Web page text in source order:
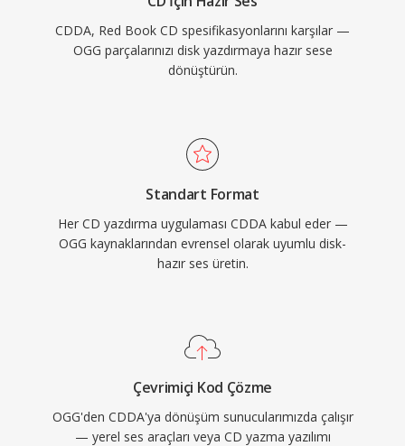
CDDA, Red Book CD spesifikasyonlarını karşılar —
OGG parçalarınızı disk yazdırmaya hazır sese
dönüştürün.
Standart Format
Her CD yazdırma uygulaması CDDA kabul eder —
OGG kaynaklarından evrensel olarak uyumlu disk-
hazır ses üretin.
Çevrimiçi Kod Çözme
OGG'den CDDA'ya dönüşüm sunucularımızda çalışır
— yerel ses araçları veya CD yazma yazılımı